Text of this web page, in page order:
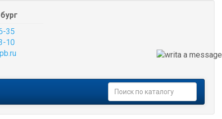
35
10